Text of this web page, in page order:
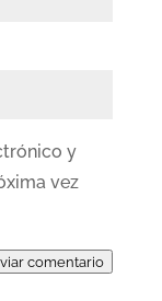
y
vez
comentario